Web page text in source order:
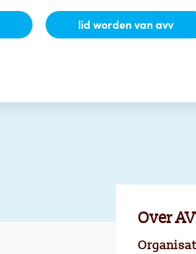
lid worden van avv
Over